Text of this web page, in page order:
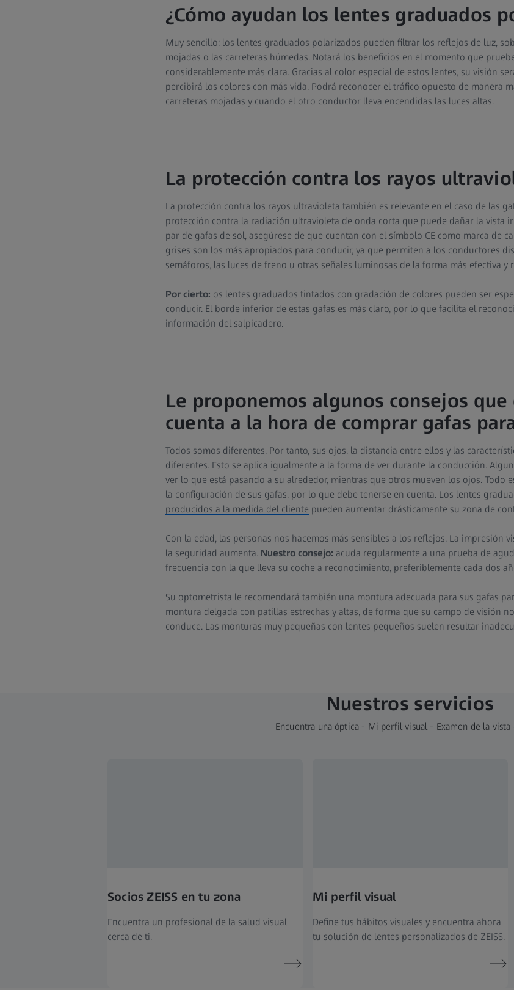
¿Cómo ayudan los lentes graduados
Muy sencillo: los lentes graduados polarizados pueden filtrar los reflejos de luz,
mojadas o las carreteras húmedas. Notará los beneficios en el momento que
considerablemente más clara. Gracias al color especial de estos lentes, su visión
percibirá los colores con más vida. Podrá reconocer el tráfico opuesto de manera
carreteras mojadas y cuando el otro conductor lleva encendidas las luces altas.
La protección contra los rayos
La protección contra los rayos ultravioleta también es relevante en el caso de las
protección contra la radiación ultravioleta de onda corta que puede dañar la vista
par de gafas de sol, asegúrese de que cuentan con el símbolo CE como marca de
grises son los más apropiados para conducir, ya que permiten a los conductores
semáforos, las luces de freno u otras señales luminosas de la forma más efectiva y
Por cierto: os lentes graduados tintados con gradación de colores pueden ser
conducir. El borde inferior de estas gafas es más claro, por lo que facilita el
información del salpicadero.
Le proponemos algunos consejos
cuenta a la hora de comprar gafas
Todos somos diferentes. Por tanto, sus ojos, la distancia entre ellos y las
diferentes. Esto se aplica igualmente a la forma de ver durante la conducción.
ver lo que está pasando a su alrededor, mientras que otros mueven los ojos. Todo
la configuración de sus gafas, por lo que debe tenerse en cuenta. Los lentes
producidos a la medida del cliente pueden aumentar drásticamente su zona de
Con la edad, las personas nos hacemos más sensibles a los reflejos. La impresión
la seguridad aumenta. Nuestro consejo: acuda regularmente a una prueba de
frecuencia con la que lleva su coche a reconocimiento, preferiblemente cada dos
Su optometrista le recomendará también una montura adecuada para sus gafas
montura delgada con patillas estrechas y altas, de forma que su campo de visión
conduce. Las monturas muy pequeñas con lentes pequeños suelen resultar
Nuestros servicios
Encuentra una óptica - Mi perfil visual - Examen de la vista
Socios ZEISS en tu zona
Encuentra un profesional de la salud visual
cerca de ti.
Mi perfil visual
Define tus hábitos visuales y encuentra ahora
tu solución de lentes personalizados de ZEISS.